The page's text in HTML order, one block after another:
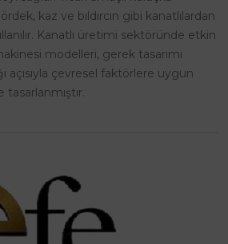
kaz ve bıldırcın gibi kanatlılardan
Kanatlı üretimi sektöründe etkin
modelleri, gerek tasarımı
açısıyla çevresel faktörlere uygun
tasarlanmıştır.